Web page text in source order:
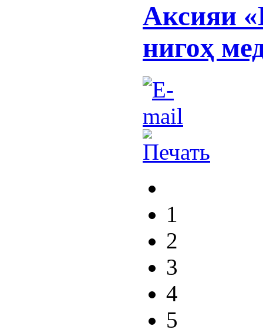
Аксияи
нигоҳ
1
2
3
4
5